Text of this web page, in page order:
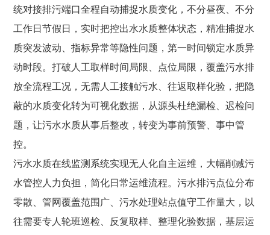
统对接排污端口全程自动捕捉水质变化，不分昼夜、不分
工作日节假日，实时把控出水水质整体状态，精准捕捉水
质突发波动、指标异常等隐性问题，第一时间锁定水质异
动时段。打破人工取样时间局限、点位局限，覆盖污水排
放全流程工况，无需人工接触污水、往返取样化验，把隐
蔽的水质变化转为可视化数据，从源头杜绝漏检、迟检问
题，让污水水质从事后整改，转变为事前预警、事中管
控。
污水水质在线监测系统实现无人化自主运维，大幅削减污
水管控人力负担，简化日常运维流程。污水排污点位分布
零散、管网覆盖范围广、污水处理站点值守工作量大，以
往需要专人轮班巡检、反复取样、整理化验数据，基层运